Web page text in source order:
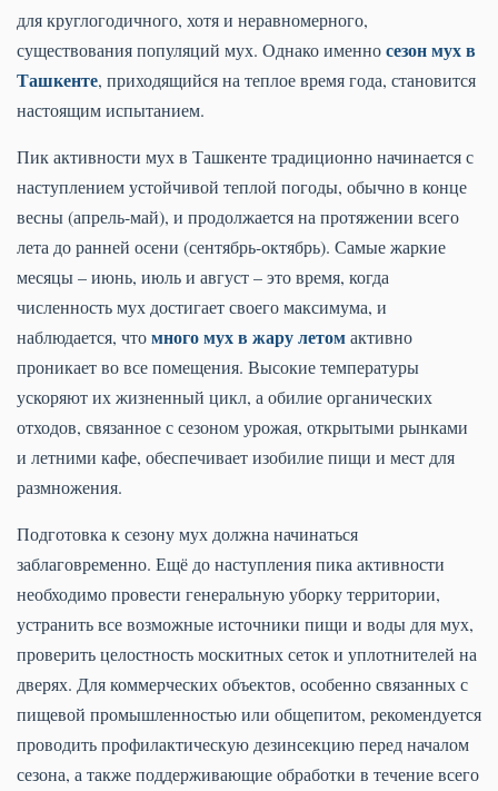
для круглогодичного, хотя и неравномерного,
существования популяций мух. Однако именносезон мух в
Ташкенте, приходящийся на теплое время года, становится
настоящим испытанием.
Пик активности мух в Ташкенте традиционно начинается с
наступлением устойчивой теплой погоды, обычно в конце
весны (апрель-май), и продолжается на протяжении всего
лета до ранней осени (сентябрь-октябрь). Самые жаркие
месяцы – июнь, июль и август – это время, когда
численность мух достигает своего максимума, и
наблюдается, чтомного мух в жару летомактивно
проникает во все помещения. Высокие температуры
ускоряют их жизненный цикл, а обилие органических
отходов, связанное с сезоном урожая, открытыми рынками
и летними кафе, обеспечивает изобилие пищи и мест для
размножения.
Подготовка к сезону мух должна начинаться
заблаговременно. Ещё до наступления пика активности
необходимо провести генеральную уборку территории,
устранить все возможные источники пищи и воды для мух,
проверить целостность москитных сеток и уплотнителей на
дверях. Для коммерческих объектов, особенно связанных с
пищевой промышленностью или общепитом, рекомендуется
проводить профилактическую дезинсекцию перед началом
сезона, а также поддерживающие обработки в течение всего